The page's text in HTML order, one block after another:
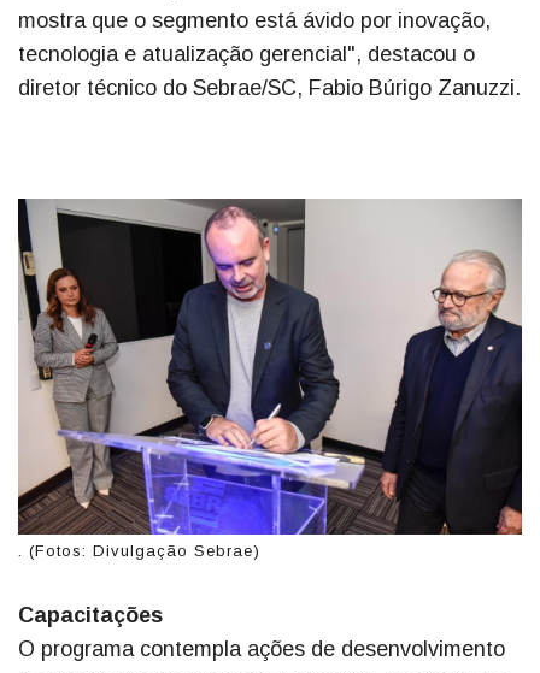
mostra que o segmento está ávido por inovação,
tecnologia e atualização gerencial", destacou o
diretor técnico do Sebrae/SC, Fabio Búrigo Zanuzzi.
. (Fotos: Divulgação Sebrae)
Capacitações
O programa contempla ações de desenvolvimento